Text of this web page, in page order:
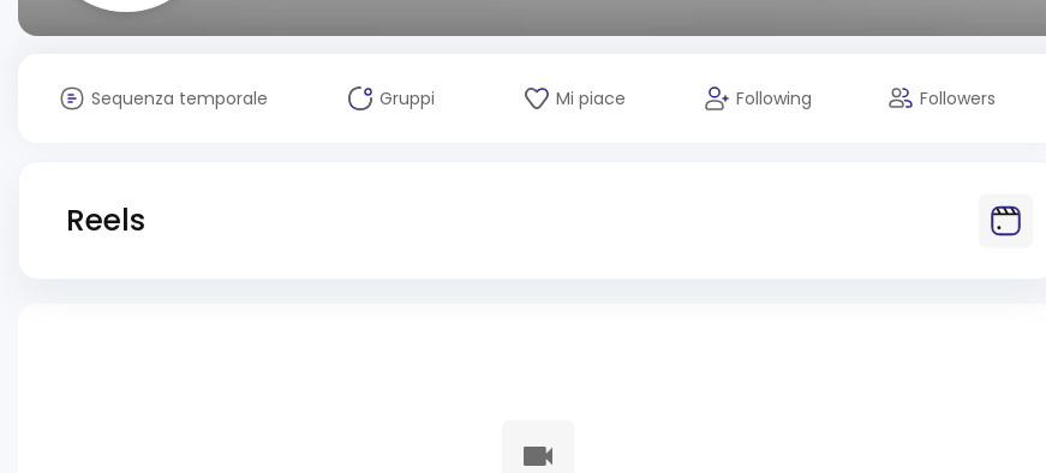
Sequenza temporale Gruppi Mi piace Following Followers
Reels